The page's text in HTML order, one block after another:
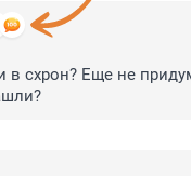
в схрон? Еще не